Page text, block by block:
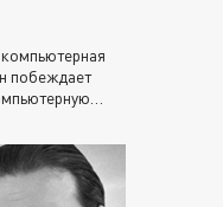
побеждает